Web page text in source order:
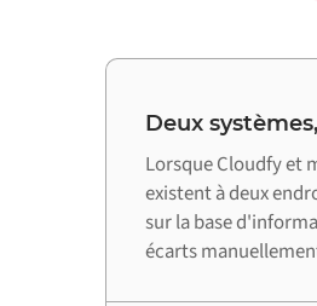
Deux
Lorsque Cloudfy et
existent à deux
sur la base
écarts